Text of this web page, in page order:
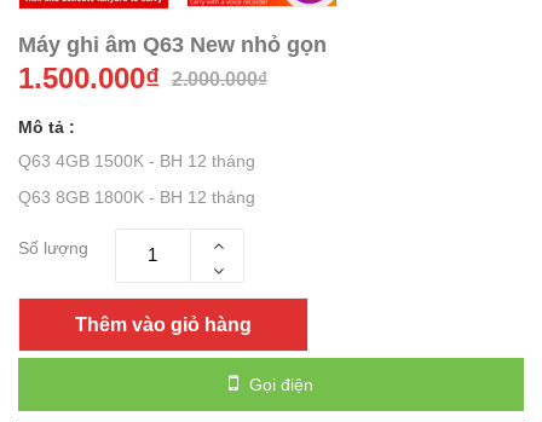
Máy ghi âm Q63 New nhỏ gọn
1.500.000₫ 2.000.000₫
Mô tả :
Q63 4GB 1500K - BH 12 tháng
Q63 8GB 1800K - BH 12 tháng
Số lượng
Thêm vào giỏ hàng
Gọi điện